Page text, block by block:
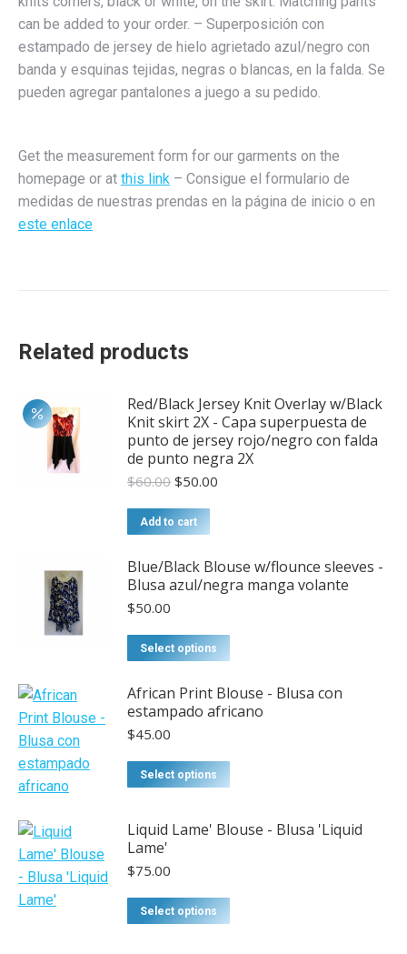
hielo
agrietado
azul/negro
con
banda
en
la
falda.
quantity
can be added to your order. – Superposición con
estampado de jersey de hielo agrietado azul/negro con
banda y esquinas tejidas, negras o blancas, en la falda. Se
pueden agregar pantalones a juego a su pedido.
Get the measurement form for our garments on the
homepage or at this link – Consigue el formulario de
medidas de nuestras prendas en la página de inicio o en
este enlace
Related products
Red/Black Jersey Knit Overlay w/Black
Knit skirt 2X - Capa superpuesta de
punto de jersey rojo/negro con falda
de punto negra 2X
$60.00 Original
was:
$60.00.
$50.00
Add to cart
Blue/Black Blouse w/flounce sleeves -
Blusa azul/negra manga volante
$50.00
Select options
has
multiple
The
be
the
African Print Blouse - Blusa con
estampado africano
$45.00
Select options
Liquid Lame' Blouse - Blusa 'Liquid
Lame'
$75.00
Select options